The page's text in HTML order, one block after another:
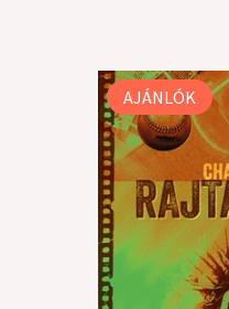
AJÁNLÓK